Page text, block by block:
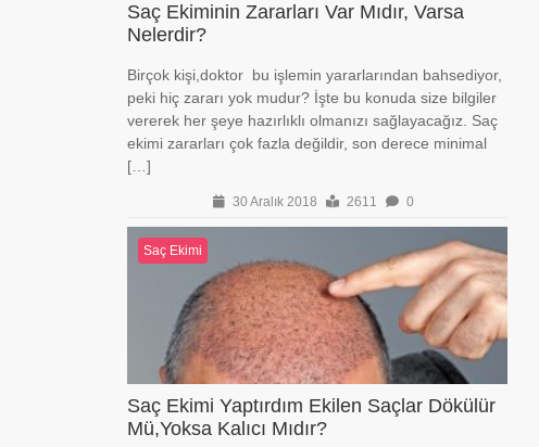
Saç Ekiminin Zararları Var Mıdır, Varsa
Nelerdir?
Birçok kişi,doktor bu işlemin yararlarından bahsediyor,
peki hiç zararı yok mudur? İşte bu konuda size bilgiler
vererek her şeye hazırlıklı olmanızı sağlayacağız. Saç
ekimi zararları çok fazla değildir, son derece minimal
[…]
30 Aralık 2018 2611 0
Saç Ekimi
Saç Ekimi Yaptırdım Ekilen Saçlar Dökülür
Mü,Yoksa Kalıcı Mıdır?